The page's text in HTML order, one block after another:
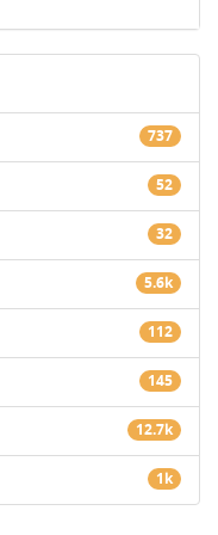
737
52
32
5.6k
112
145
12.7k
1k